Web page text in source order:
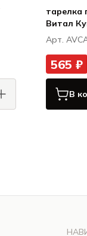
тарелка
Витал
Арт.
565 ₽
В